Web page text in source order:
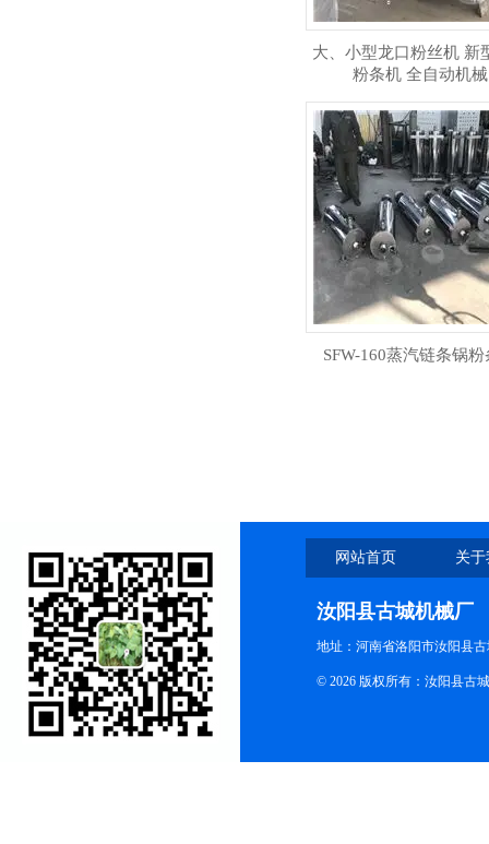
大、小型龙口粉丝机 新
粉条机 全自动机械
SFW-160蒸汽链条锅粉
网站首页 关
汝阳县古城机械厂
地址：河南省洛阳市汝阳县
© 2026 版权所有：汝阳县古